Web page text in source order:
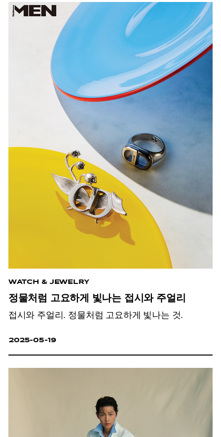
WATCH & JEWELRY
정물처럼 고요하게 빛나는 접시와 주얼리
접시와 주얼리. 정물처럼 고요하게 빛나는 것.
2025-05-19